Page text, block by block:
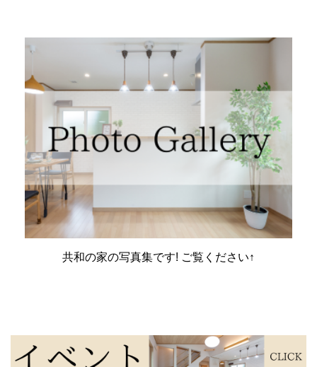
共和の家の写真集です! ご覧ください↑